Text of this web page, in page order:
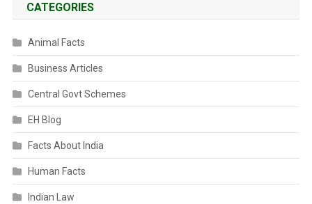
CATEGORIES
Animal Facts
Business Articles
Central Govt Schemes
EH Blog
Facts About India
Human Facts
Indian Law